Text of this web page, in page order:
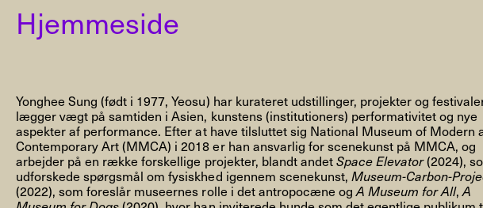
Residencies & Studios
Hjemmeside
Yonghee Sung (født i 1977, Yeosu) har kurateret udstillinger, projekter og
lægger vægt på samtiden i Asien, kunstens (institutioners) performativitet og nye
aspekter af performance. Efter at have tilsluttet sig National Museum of Modern
Contemporary Art (MMCA) i 2018 er han ansvarlig for scenekunst på MMCA, og
arbejder på en række forskellige projekter, blandt andetSpace Elevator(2024),
udforskede spørgsmål om fysiskhed igennem scenekunst, Museum-Carbon-
(2022), som foreslår museernes rolle i det antropocæne ogA Museum for All,A